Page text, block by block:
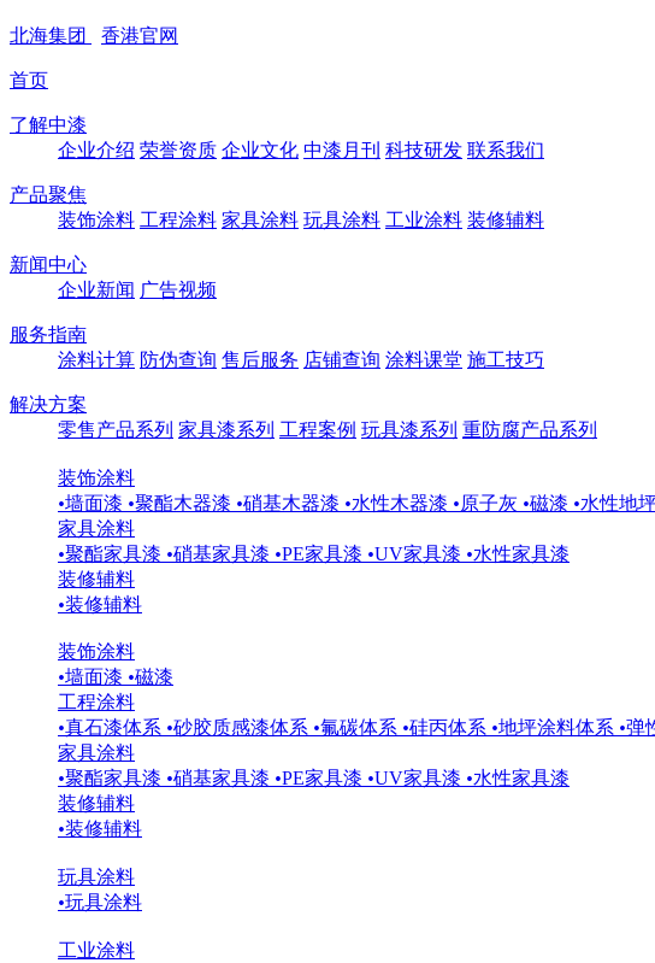
北海集团 香港官网
首页
了解中漆
企业介绍 荣誉资质 企业文化 中漆月刊 科技研发 联系我们
产品聚焦
装饰涂料 工程涂料 家具涂料 玩具涂料 工业涂料 装修辅料
新闻中心
企业新闻 广告视频
服务指南
涂料计算 防伪查询 售后服务 店铺查询 涂料课堂 施工技巧
解决方案
零售产品系列 家具漆系列 工程案例 玩具漆系列 重防腐产品系列
装饰涂料
•墙面漆 •聚酯木器漆 •硝基木器漆 •水性木器漆 •原子灰 •磁漆 •水性地
家具涂料
•聚酯家具漆 •硝基家具漆 •PE家具漆 •UV家具漆 •水性家具漆
装修辅料
•装修辅料
装饰涂料
•墙面漆 •磁漆
工程涂料
•真石漆体系 •砂胶质感漆体系 •氟碳体系 •硅丙体系 •地坪涂料体系 •弹
家具涂料
•聚酯家具漆 •硝基家具漆 •PE家具漆 •UV家具漆 •水性家具漆
装修辅料
•装修辅料
玩具涂料
•玩具涂料
工业涂料